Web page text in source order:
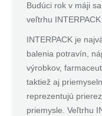
Budúci rok v máji
veľtrhu
INTERPACK je
balenia potravín,
výrobkov,
taktiež aj
reprezentujú
priemysle. Veľtrhu